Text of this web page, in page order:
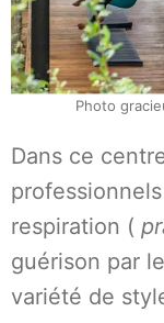
Photo
Dans ce
respiration (
guérison par
variété de